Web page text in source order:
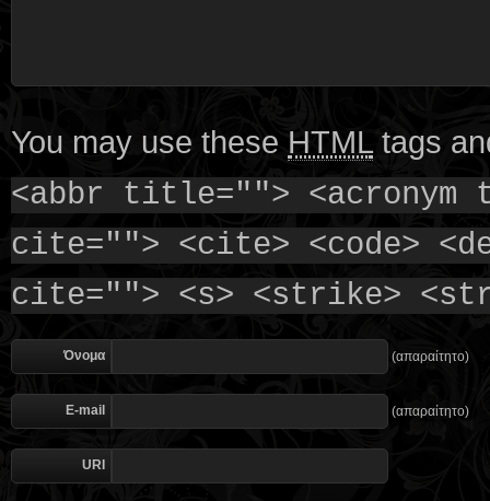
You may use these HTML tags
<abbr title=""> <acronym
cite=""> <cite> <code>
cite=""> <s> <strike>
Όνομα (απαραίτητο)
E-mail (απαραίτητο)
URI